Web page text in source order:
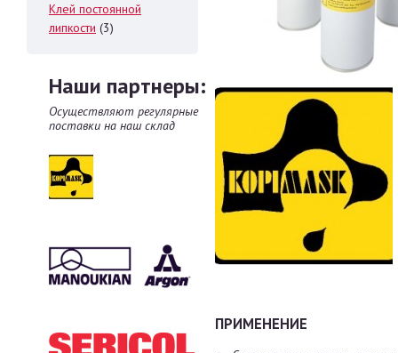
Клей постоянной
липкости (3)
Наши партнеры:
Осуществляют регулярные
поставки на наш склад
ПРИМЕНЕНИЕ